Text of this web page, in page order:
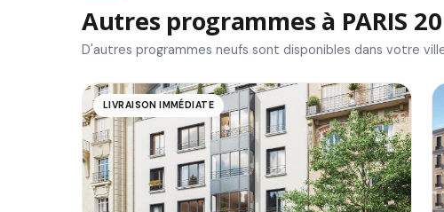
Autres programmes à PARIS 20
D'autres programmes neufs sont disponibles dans votre
LIVRAISON IMMÉDIATE